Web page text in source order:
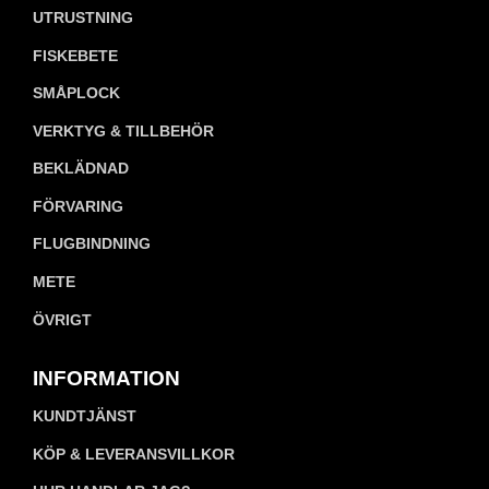
UTRUSTNING
FISKEBETE
SMÅPLOCK
VERKTYG & TILLBEHÖR
BEKLÄDNAD
FÖRVARING
FLUGBINDNING
METE
ÖVRIGT
INFORMATION
KUNDTJÄNST
KÖP & LEVERANSVILLKOR